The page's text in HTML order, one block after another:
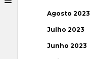
Agosto 2023
Julho 2023
Junho 2023